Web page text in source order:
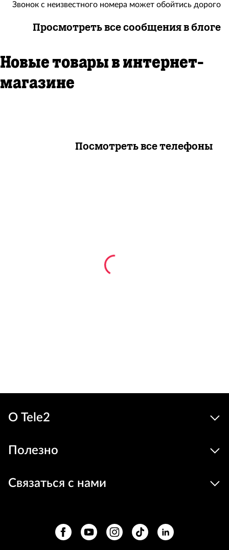
Звонок с неизвестного номера может обойтись дорого
Просмотреть все сообщения в блоге
Новые товары в интернет-
магазине
Посмотреть все телефоны
О Tele2
Полезно
Связаться с нами